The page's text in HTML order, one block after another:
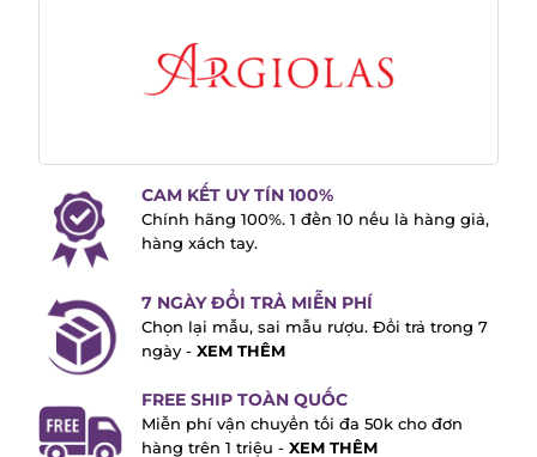
CAM KẾT UY TÍN 100%
Chính hãng 100%. 1 đền 10 nếu là hàng
giả, hàng xách tay.
7 NGÀY ĐỔI TRẢ MIỄN PHÍ
Chọn lại mẫu, sai mẫu rượu. Đổi trả trong
7 ngày -XEM THÊM
FREE SHIP TOÀN QUỐC
Miễn phí vận chuyển tối đa 50k cho đơn
hàng trên 1 triệu -
XEM THÊM